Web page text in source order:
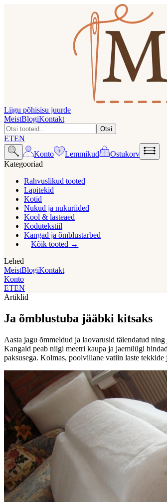
Liigu põhisisu juurde
MeistBlogiKontakt
Otsi
ETEN
Konto
Lemmikud
Ostukorv
Kategooriad
Rahvuslikud tooted
Lapitekid
Kotid
Nukud ja nukuriided
Kool & lasteaed
Kodutekstiil
Kangad ja õmblustarbed
Kõik tooted
Lehed
MeistBlogiKontakt
Konto
ETEN
Artiklid
Ja õmblustuba jääbki kitsaks
Aasta jagu õmmeldud ja laovarusid täiendatud
Kangaid peab niigi meetri kaupa ja jaemüügi
paksusega. Kolmas, poolvillane vatiin laste